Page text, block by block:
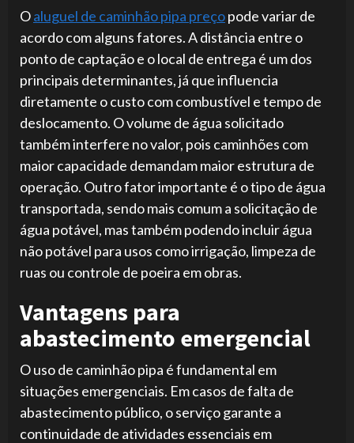
Oaluguel de caminhão pipa preçopode variar de
acordo com alguns fatores. A distância entre o
ponto de captação e o local de entrega é um dos
principais determinantes, já que influencia
diretamente o custo com combustível e tempo de
deslocamento. O volume de água solicitado
também interfere no valor, pois caminhões com
maior capacidade demandam maior estrutura de
operação. Outro fator importante é o tipo de água
transportada, sendo mais comum a solicitação de
água potável, mas também podendo incluir água
não potável para usos como irrigação, limpeza de
ruas ou controle de poeira em obras.
Vantagens para
abastecimento emergencial
O uso de caminhão pipa é fundamental em
situações emergenciais. Em casos de falta de
abastecimento público, o serviço garante a
continuidade de atividades essenciais em